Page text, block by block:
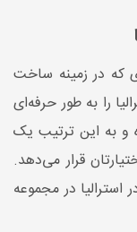
که در زمینه ساخت
را به طور حرفه‌ای
و به این ترتیب یک
قرار می‌دهد.
در مجموعه